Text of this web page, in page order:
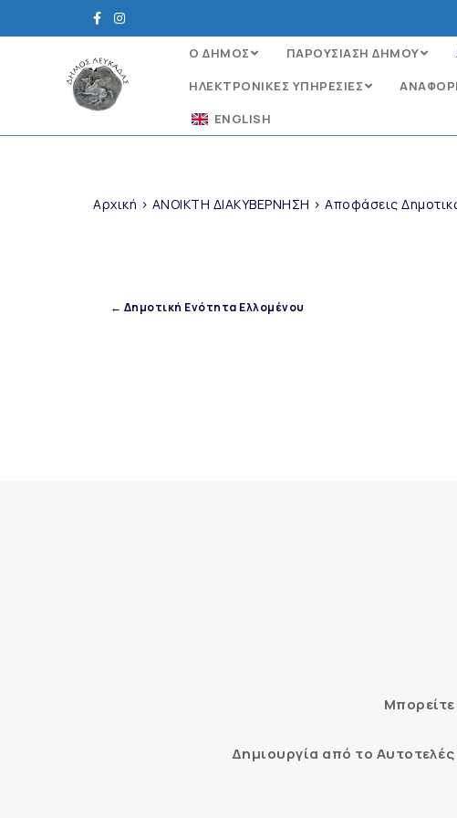
Ο ΔΗΜΟΣ ΠΑΡΟΥΣΙΑΣΗ ΔΗΜΟΥ
ΗΛΕΚΤΡΟΝΙΚΈΣ ΥΠΗΡΕΣΊΕΣ
ENGLISH
Αρχική > ΑΝΟΙΚΤΗ ΔΙΑΚΥΒΕΡΝΗΣΗ > Αποφάσεις
← Δημοτική Ενότητα Ελλομένου
Δημιουργία από το